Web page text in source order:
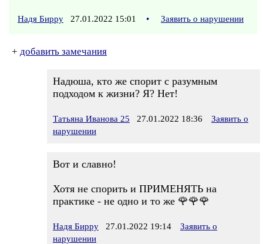
Надя Бирру 27.01.2022 15:01 • Заявить о нарушении
+ добавить замечания
Надюша, кто же спорит с разумным
подходом к жизни? Я? Нет!
Татьяна Иванова 25 27.01.2022 18:36
Заявить о
нарушении
Вот и славно!
Хотя не спорить и ПРИМЕНЯТЬ на
практике - не одно и то же 🌹🌹🌹
Надя Бирру 27.01.2022 19:14
Заявить о
нарушении